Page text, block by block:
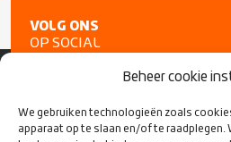
Beheer cookie
We gebruiken technologieën zoals
apparaat op te slaan en/of te raadplegen.
VOLG ONS
OP SOCIAL